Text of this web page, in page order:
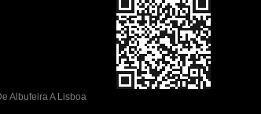
Albufeira A Lisboa